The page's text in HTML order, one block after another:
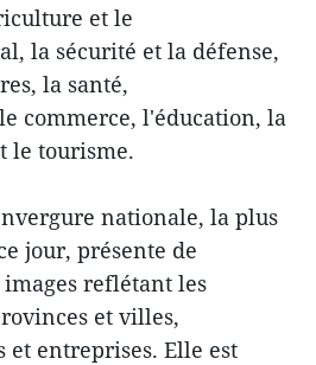
et le
la sécurité et la défense,
la santé,
commerce, l'éducation, la
le tourisme.
nationale, la plus
jour, présente de
reflétant les
et villes,
et entreprises. Elle est